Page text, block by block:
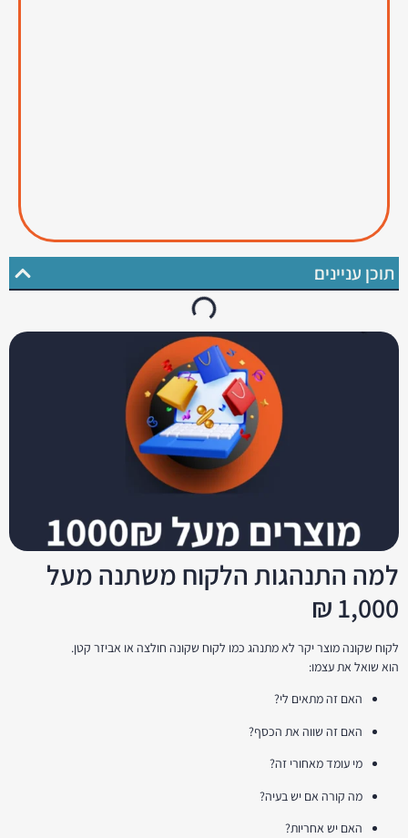
תוכן עניינים
למה התנהגות הלקוח משתנה מעל
1,000 ₪
לקוח שקונה מוצר יקר לא מתנהג כמו לקוח שקונה חולצה או אביזר קטן.
הוא שואל את עצמו:
האם זה מתאים לי?
האם זה שווה את הכסף?
מי עומד מאחורי זה?
מה קורה אם יש בעיה?
האם יש אחריות?